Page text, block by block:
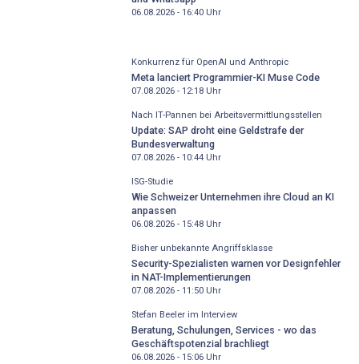
06.08.2026 - 16:40Uhr
Konkurrenz für OpenAI und Anthropic
Meta lanciert Programmier-KI Muse Code
07.08.2026 - 12:18Uhr
Nach IT-Pannen bei Arbeitsvermittlungsstellen
Update: SAP droht eine Geldstrafe der
Bundesverwaltung
07.08.2026 - 10:44Uhr
ISG-Studie
Wie Schweizer Unternehmen ihre Cloud an KI
anpassen
06.08.2026 - 15:48Uhr
Bisher unbekannte Angriffsklasse
Security-Spezialisten warnen vor Designfehler
in NAT-Implementierungen
07.08.2026 - 11:50Uhr
Stefan Beeler im Interview
Beratung, Schulungen, Services - wo das
Geschäftspotenzial brachliegt
06.08.2026 - 15:06Uhr